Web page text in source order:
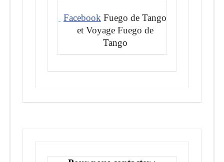
Facebook Fuego de Tango
et Voyage Fuego de
Tango